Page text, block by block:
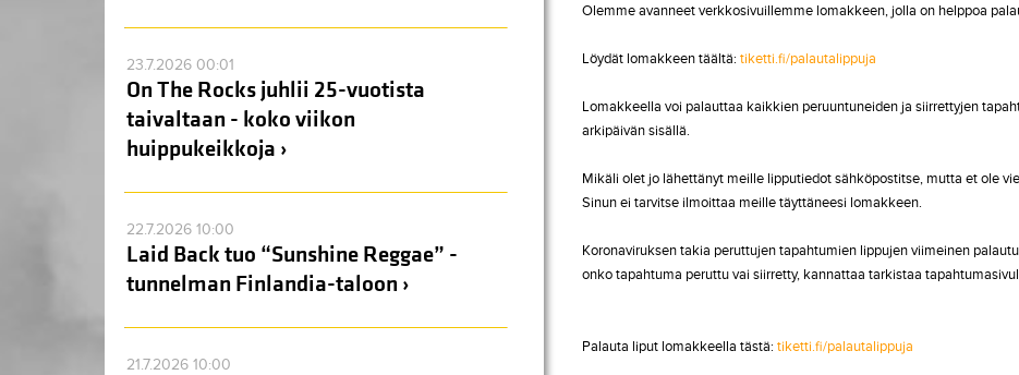
Olemme avanneet verkkosivuillemme lomakkeen, jolla on helppoa
Löydät lomakkeen täältä: tiketti.fi/palautalippuja
Lomakkeella voi palauttaa kaikkien peruuntuneiden ja siirrettyjen
arkipäivän sisällä.
Mikäli olet jo lähettänyt meille lipputiedot sähköpostitse, mutta et ole
Sinun ei tarvitse ilmoittaa meille täyttäneesi lomakkeen.
Koronaviruksen takia peruttujen tapahtumien lippujen viimeinen
onko tapahtuma peruttu vai siirretty, kannattaa tarkistaa
Palauta liput lomakkeella tästä: tiketti.fi/palautalippuja
23.7.2026 00:01
On The Rocks juhlii 25-vuotista
taivaltaan - koko viikon
huippukeikkoja ›
22.7.2026 10:00
Laid Back tuo “Sunshine Reggae” -
tunnelman Finlandia-taloon ›
21.7.2026 10:00